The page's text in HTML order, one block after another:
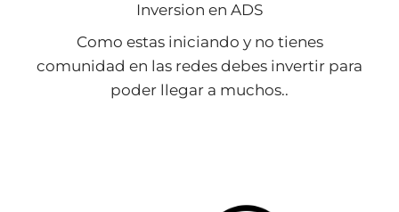
Inversion en ADS
Como estas iniciando y no tienes
comunidad en las redes debes invertir para
poder llegar a muchos..